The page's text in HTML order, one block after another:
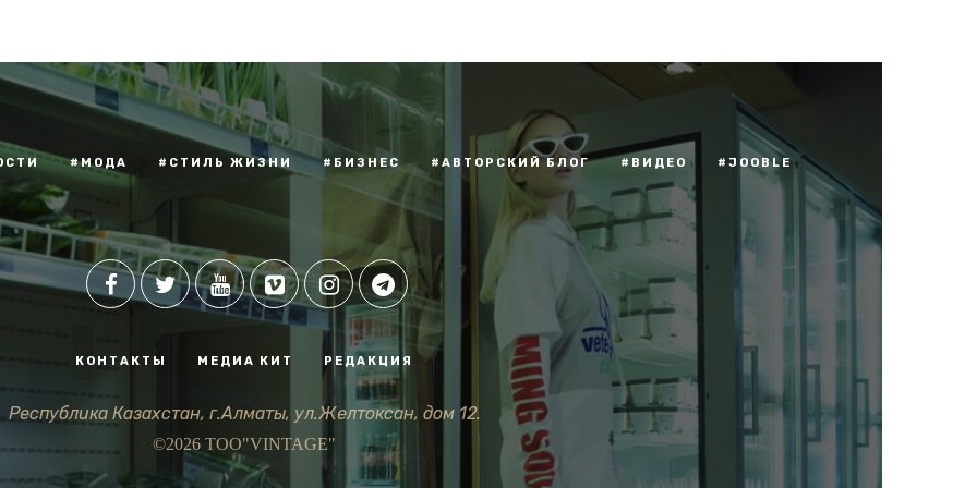
#МОДА #СТИЛЬ ЖИЗНИ #БИЗНЕС #АВТОРСКИЙ БЛОГ #ВИДЕО #JOOBLE
КОНТАКТЫ МЕДИА КИТ РЕДАКЦИЯ
Республика Казахстан, г.Алматы, ул.Желтоксан, дом 12.
©2026 ТОО"VINTAGE"